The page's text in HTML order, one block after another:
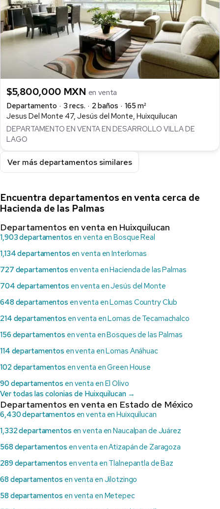
$5,800,000 MXN en venta
Departamento
3 recs. 2 baños
165 m²
Jesus Del Monte 47, Jesús del Monte, Huixquilucan
DEPARTAMENTO EN VENTA EN DESARROLLO VILLA DE
LAGO
Ver más departamentos similares
Encuentra departamentos en venta cerca de
Hacienda de las Palmas
Departamentos en venta en Huixquilucan
1,903 departamentos en venta en Bosque Real
1,134 departamentos en venta en Interlomas
727 departamentos en venta en Hacienda de las Palmas
704 departamentos en venta en Jesús del Monte
648 departamentos en venta en Lomas Country Club
214 departamentos en venta en Lomas de Tecamachalco
156 departamentos en venta en Bosques de las Palmas
114 departamentos en venta en Lomas Anáhuac
102 departamentos en venta en Green House
90 departamentos en venta en El Olivo
Ver todas las colonias de Huixquilucan →
Departamentos en venta en Estado de México
6,430 departamentos en venta en Huixquilucan
1,332 departamentos en venta en Naucalpan de Juárez
568 departamentos en venta en Atizapán de Zaragoza
289 departamentos en venta en Tlalnepantla de Baz
68 departamentos en venta en Jilotzingo
58 departamentos en venta en Metepec